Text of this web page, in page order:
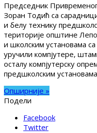
Председник
Зоран Тодић са
и белу технику
територије општине
и школским установама
уручили компјутере,
осталу компјутерску
предшколским
Опширније »
Подели
Facebook
Twitter